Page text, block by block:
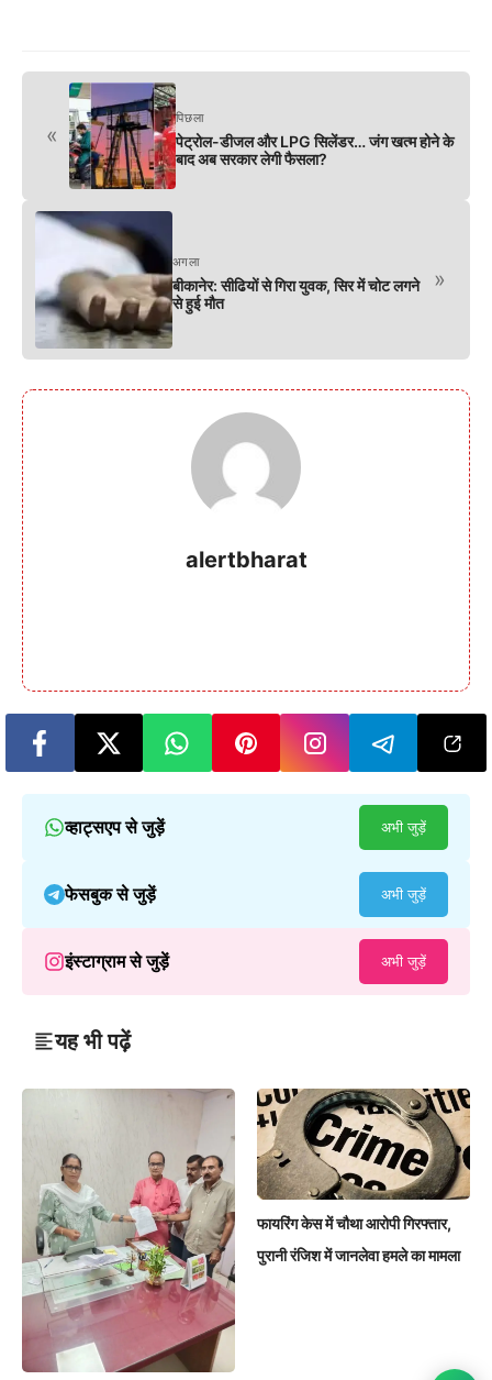
«
पिछला
पेट्रोल-डीजल और LPG सिलेंडर… जंग खत्म होने के
बाद अब सरकार लेगी फैसला?
अगला
बीकानेर: सीढियों से गिरा युवक, सिर में चोट लगने
से हुई मौत
»
alertbharat
व्हाट्सएप से जुड़ें अभी जुड़ें
फेसबुक से जुड़ें अभी जुड़ें
इंस्टाग्राम से जुड़ें अभी जुड़ें
यह भी पढ़ें
फायरिंग केस में चौथा आरोपी गिरफ्तार,
पुरानी रंजिश में जानलेवा हमले का मामला